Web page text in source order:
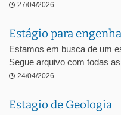
27/04/2026
Estágio para
Estamos em busca de um
Segue arquivo com todas
24/04/2026
Estagio de Geologia